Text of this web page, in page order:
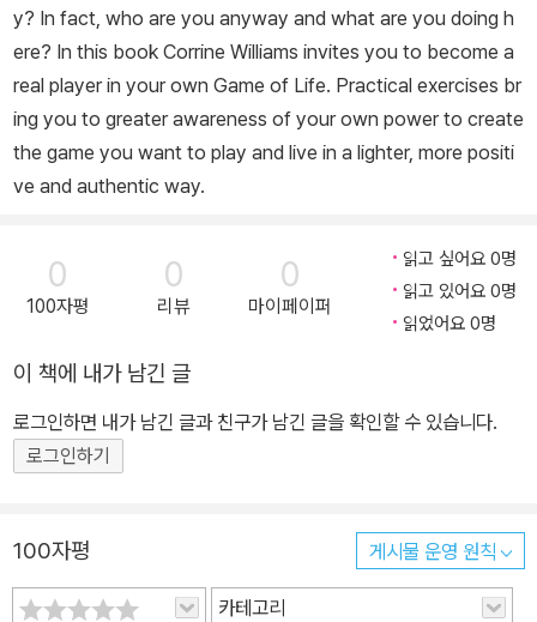
y? In fact, who are you anyway and what are you doing h
ere? In this book Corrine Williams invites you to become a
real player in your own Game of Life. Practical exercises br
ing you to greater awareness of your own power to create
the game you want to play and live in a lighter, more positi
ve and authentic way.
0
100자평
0
리뷰
0
마이페이퍼
읽고 싶어요 0명
읽고 있어요 0명
읽었어요 0명
이 책에 내가 남긴 글
로그인하면 내가 남긴 글과 친구가 남긴 글을 확인할 수 있습니다.
로그인하기
100자평 게시물 운영 원칙
카테고리